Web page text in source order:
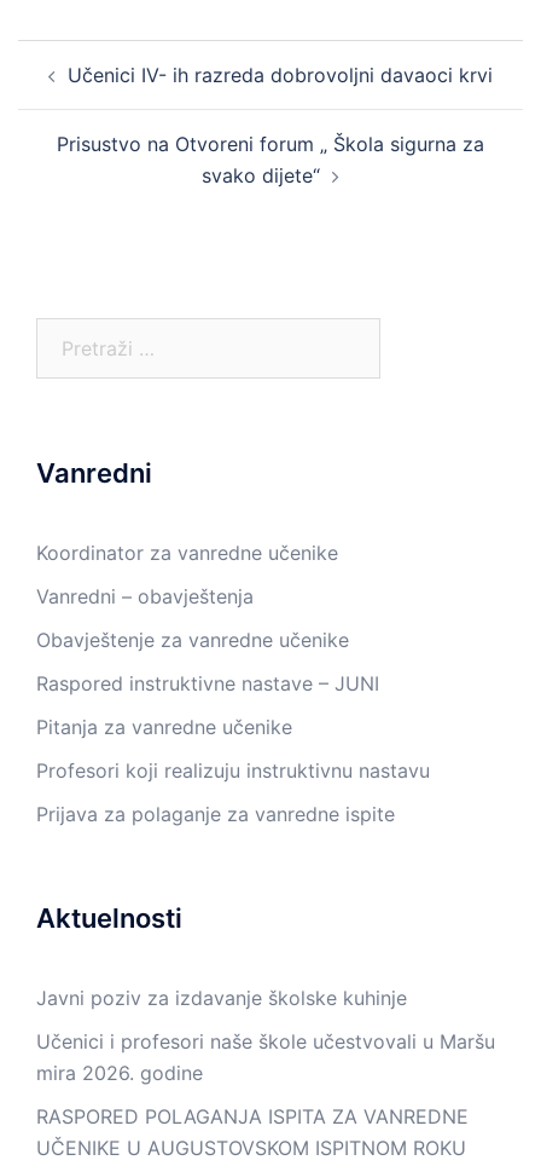
navigation
Učenici IV- ih razreda dobrovoljni davaoci krvi
Prisustvo na Otvoreni forum „ Škola sigurna za
svako dijete“
Vanredni
Koordinator za vanredne učenike
Vanredni – obavještenja
Obavještenje za vanredne učenike
Raspored instruktivne nastave – JUNI
Pitanja za vanredne učenike
Profesori koji realizuju instruktivnu nastavu
Prijava za polaganje za vanredne ispite
Aktuelnosti
Javni poziv za izdavanje školske kuhinje
Učenici i profesori naše škole učestvovali u Maršu
mira 2026. godine
RASPORED POLAGANJA ISPITA ZA VANREDNE
UČENIKE U AUGUSTOVSKOM ISPITNOM ROKU